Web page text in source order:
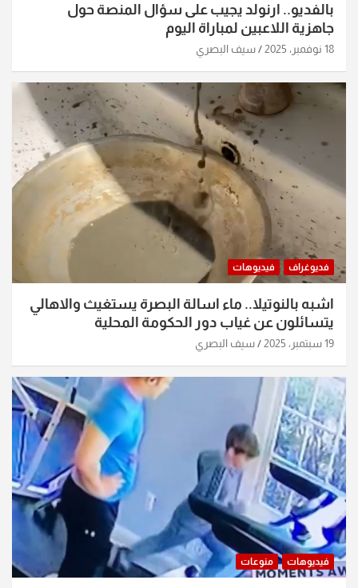
بالفديو.. ارنولد يجيب على سؤال المنصة حول
جاهزية اللاعبين لمباراة اليوم
18 نوفمبر، 2025 سيف البصري
فديوغراف فيديوهات
اشبه بالنوتيلا.. ماء اسالة البصرة يستغيث والاهالي
يتسائلون عن غياب دور الحكومة المحلية
19 سبتمبر، 2025 سيف البصري
فيديوهات منوعات